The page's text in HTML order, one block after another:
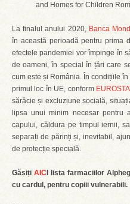
and Homes for Children
La finalul anului 2020, Banca
în această perioadă pentru prima
efectele pandemiei vor împinge în
de oameni, în special în țări care
cum este și România. În condițiile
primul loc în UE, conform
sărăcie și excluziune socială,
lipsa unui minim necesar pentru
capului, căldura pe timpul iernii,
separați de părinți și, inevitabil,
de protecție specială.
GăsițiAIC I lista farmaciilor
cu cardul, pentru copiii vulnerabili.